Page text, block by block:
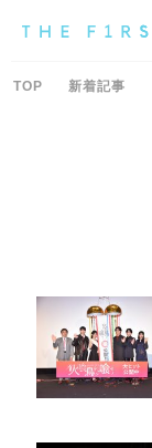
TOP 新着記事